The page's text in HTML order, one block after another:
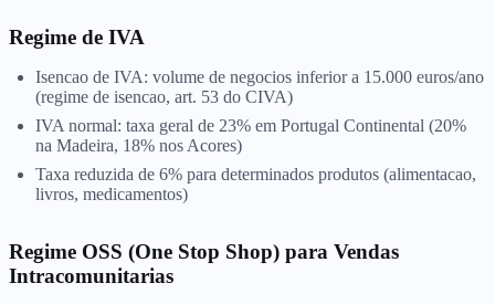
Regime de IVA
Isencao de IVA: volume de negocios inferior a 15.000 euros/ano
(regime de isencao, art. 53 do CIVA)
IVA normal: taxa geral de 23% em Portugal Continental (20%
na Madeira, 18% nos Acores)
Taxa reduzida de 6% para determinados produtos (alimentacao,
livros, medicamentos)
Regime OSS (One Stop Shop) para Vendas
Intracomunitarias